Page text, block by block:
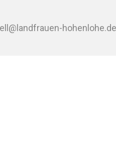
hohenlohe.de